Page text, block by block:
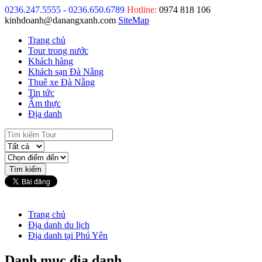
0236.247.5555 - 0236.650.6789 Hotline: 0974 818 106
kinhdoanh@danangxanh.com SiteMap
Trang chủ
Tour trong nước
Khách hàng
Khách sạn Đà Nẵng
Thuê xe Đà Nẵng
Tin tức
Ẩm thực
Địa danh
Trang chủ
Địa danh du lịch
Địa danh tại Phú Yên